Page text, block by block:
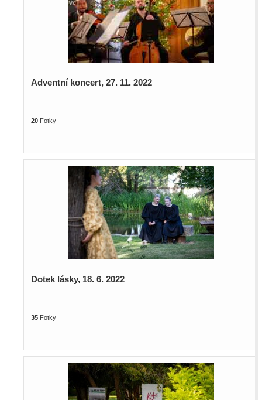
Adventní koncert, 27. 11. 2022
20Fotky
Dotek lásky, 18. 6. 2022
35Fotky